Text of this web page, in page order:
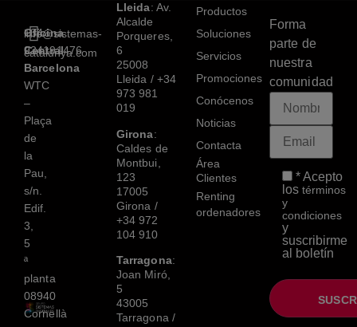
Oficina
Central
Barcelona
WTC
–
Plaça
de
la
Pau,
s/n.
Edif.
3,
5
ª
planta
08940
Cornellà
+34
934191476
info@sistemas-
catalunya.com
Lleida: Av.
Alcalde
Porqueres,
6
25008
Lleida / +34
973 981
019
Girona:
Caldes de
Montbui,
123
17005
Girona /
+34 972
104 910
Tarragona:
Joan Miró,
5
43005
Tarragona /
Productos
Soluciones
Servicios
Promociones
Conócenos
Noticias
Contacta
Área
Clientes
Renting
ordenadores
Forma
parte de
nuestra
comunidad
* Acepto
los términos
y
condiciones
y
suscribirme
al boletín